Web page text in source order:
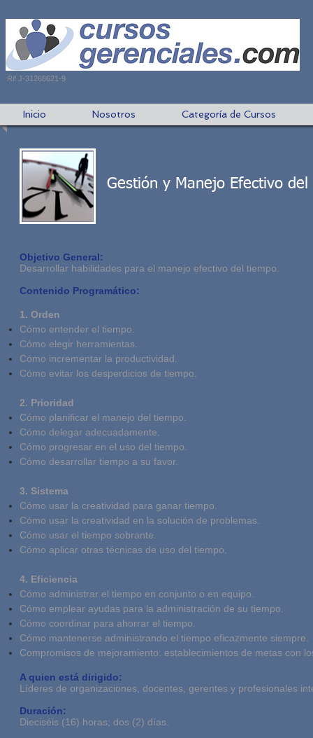
Rif J-31268621-9
Inicio Nosotros Categoría de Cursos
Gestión y Manejo Efectivo del
Objetivo General:
Desarrollar habilidades para el manejo efectivo del tiempo.
Contenido Programático:
1. Orden
Cómo entender el tiempo.
Cómo elegir herramientas.
Cómo incrementar la productividad.
Cómo evitar los desperdicios de tiempo.
2. Prioridad
Cómo planificar el manejo del tiempo.
Cómo delegar adecuadamente.
Cómo progresar en el uso del tiempo.
Cómo desarrollar tiempo a su favor.
3. Sistema
Cómo usar la creatividad para ganar tiempo.
Cómo usar la creatividad en la solución de problemas.
Cómo usar el tiempo sobrante.
Cómo aplicar otras técnicas de uso del tiempo.
4. Eficiencia
Cómo administrar el tiempo en conjunto o en equipo.
Cómo emplear ayudas para la administración de su tiempo.
Cómo coordinar para ahorrar el tiempo.
Cómo mantenerse administrando el tiempo eficazmente siempre.
Compromisos de mejoramiento: establecimientos de metas con
A quien está dirigido:
Líderes de organizaciones, docentes, gerentes y profesionales
Duración:
Dieciséis (16) horas; dos (2) días.